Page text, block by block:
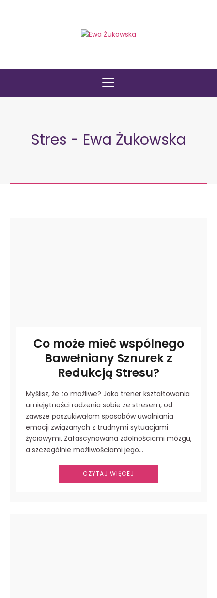
Stres - Ewa Żukowska
Co może mieć wspólnego
Bawełniany Sznurek z
Redukcją Stresu?
Myślisz, że to możliwe? Jako trener kształtowania
umiejętności radzenia sobie ze stresem, od
zawsze poszukiwałam sposobów uwalniania
emocji związanych z trudnymi sytuacjami
życiowymi. Zafascynowana zdolnościami mózgu,
a szczególnie możliwościami jego…
CZYTAJ WIĘCEJ